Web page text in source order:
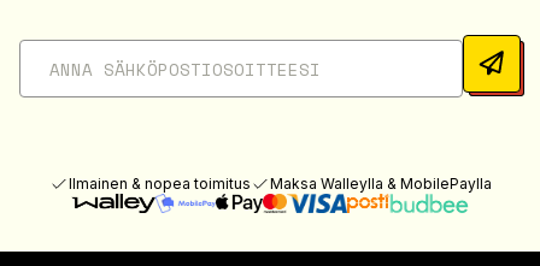
Ilmainen & nopea toimitus Maksa Walleylla & MobilePaylla